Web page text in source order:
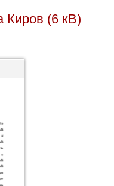
Киров (6 кВ)